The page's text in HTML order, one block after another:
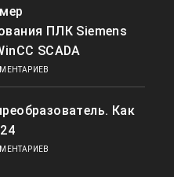
ПЛК Siemens
SCADA
Как